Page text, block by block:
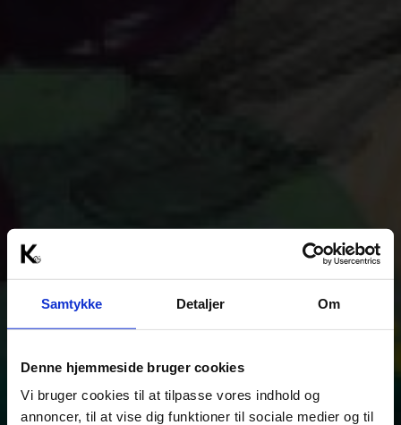
Samtykke Detaljer Om
Denne hjemmeside bruger cookies
Vi bruger cookies til at tilpasse vores indhold og
annoncer, til at vise dig funktioner til sociale medier og til